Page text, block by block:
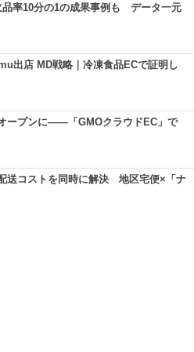
品率10分の1の成果事例も データ一元
出店 MD戦略｜冷凍食品ECで証明し
ープンに――「GMOクラウドEC」で
送コストを同時に解決 地区宅便×「ナ